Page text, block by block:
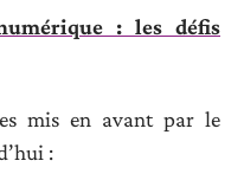
: les défis
mis en avant par le
: